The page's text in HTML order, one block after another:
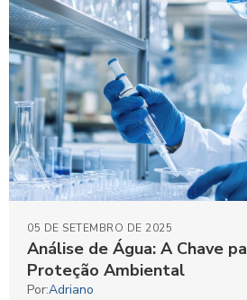
Análise de Água: A Chave
Proteção Ambiental
05 DE SETEMBRO DE 2025
Por:Adriano